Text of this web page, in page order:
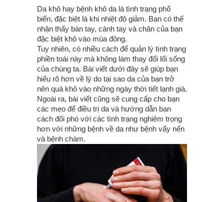
Da khô hay bệnh khô da là tình trạng phổ
biến, đặc biệt là khi nhiệt độ giảm. Bạn có thể
nhận thấy bàn tay, cánh tay và chân của bạn
đặc biệt khô vào mùa đông.
Tuy nhiên, có nhiều cách để quản lý tình trạng
phiền toái này mà không làm thay đổi lối sống
của chúng ta. Bài viết dưới đây sẽ giúp bạn
hiểu rõ hơn về lý do tại sao da của bạn trở
nên quá khô vào những ngày thời tiết lạnh giá.
Ngoài ra, bài viết cũng sẽ cung cấp cho bạn
các mẹo để điều trị da và hướng dẫn bạn
cách đối phó với các tình trạng nghiêm trọng
hơn với những bệnh về da như bệnh vẩy nến
và bệnh chàm.